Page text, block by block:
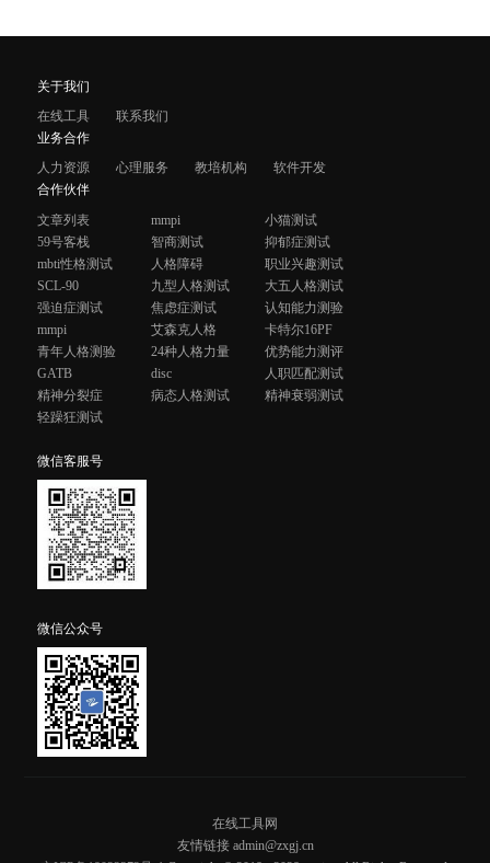
关于我们
在线工具
联系我们
业务合作
人力资源
心理服务 教培机构
软件开发
合作伙伴
文章列表
mmpi
小猫测试
59号客栈
智商测试
抑郁症测试
mbti性格测试
人格障碍
职业兴趣测试
SCL-90
九型人格测试
大五人格测试
强迫症测试
焦虑症测试
认知能力测验
mmpi
艾森克人格
卡特尔16PF
青年人格测验
24种人格力量
优势能力测评
GATB
disc
人职匹配测试
精神分裂症
病态人格测试
精神衰弱测试
轻躁狂测试
微信客服号
微信公众号
在线工具网
友情链接 admin@zxgj.cn